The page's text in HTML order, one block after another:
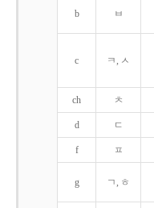
b ㅂ
c ㅋ, ㅅ
ch ㅊ
d ㄷ
f ㅍ
g ㄱ, ㅎ